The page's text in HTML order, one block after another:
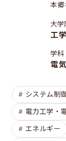
入試説明会
入試案内書
案内書、修
大学院入試
EEISを目指す方
本郷
大学
工
学科
電
システム制
電力工学・
エネルギー